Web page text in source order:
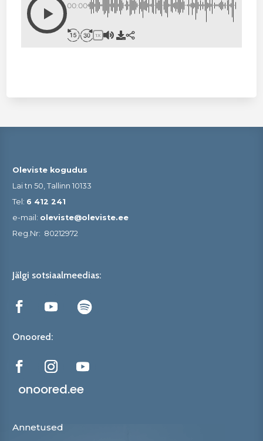
00:00
1X
Oleviste kogudus
Lai tn 50, Tallinn 10133
Tel: 6 412 241
e-mail: oleviste@oleviste.ee
Reg.Nr: 80212972
Jälgi sotsiaalmeedias:
Onoored:
onoored.ee
Annetused